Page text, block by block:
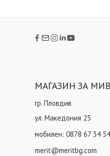
МАГАЗИН ЗА
гр. Пловдив
ул. Македония 25
мобилен: 0878 67 34 54
merit@meritbg.com